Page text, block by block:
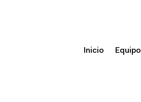
Inicio Equipo